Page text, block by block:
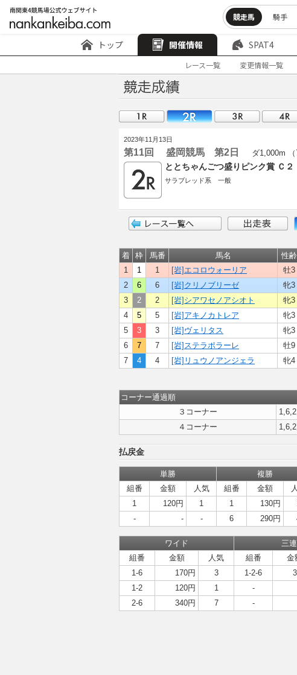
競走馬 騎手
トップ 開催情報 SPAT4
レース一覧 変更情報一覧
2023年11月13日
第11回 盛岡競馬 第2日 ダ1,000m （
ととちゃんごつ盛りピンク賞 Ｃ２
サラブレッド系 一般
着 枠 馬番 馬名 性齢
1
1 1 [岩]エコロウォーリア 牡3
2
6 6 [岩]クリノブリーゼ 牝3
3
2 2 [岩]シアワセノアシオト 牝3
4
5 5 [岩]アキノカトレア 牝3
5
3 3 [岩]ヴェリタス 牝3
6
7 7 [岩]ステラポラーレ 牡9
7
4 4 [岩]リュウノアンジェラ 牝4
コーナー通過順
３コーナー
４コーナー
払戻金
単勝 複勝
組番
金額 人気 組番 金額
1
120円 1 1 130円
-
- - 6 290円
ワイド 三
組番
金額 人気 組番 金
1-6
170円 3 1-2-6
1-2
120円 1 -
2-6
340円 7 -